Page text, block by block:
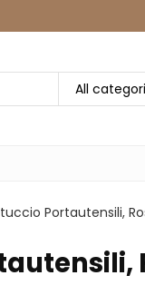
All
Portautensili,